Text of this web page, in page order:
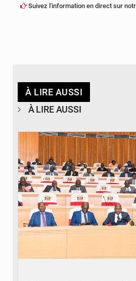
Suivez l'information en direct sur
À LIRE AUSSI
À LIRE AUSSI